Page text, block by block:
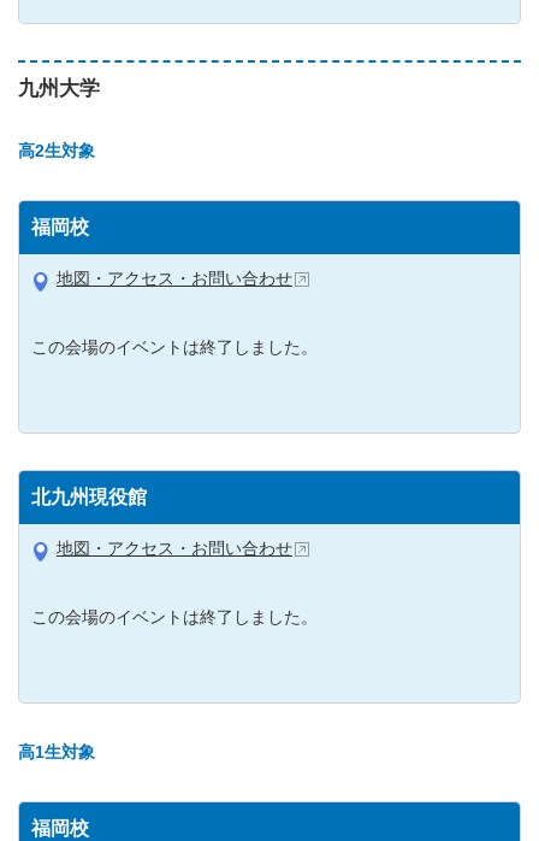
九州大学
高2生対象
福岡校
地図・アクセス・お問い合わせ
この会場のイベントは終了しました。
北九州現役館
地図・アクセス・お問い合わせ
この会場のイベントは終了しました。
高1生対象
福岡校